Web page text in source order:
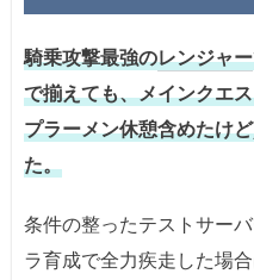
騎乗攻撃最強のレンジャー
で揃えても、メインクエ
プラーメン休憩含めたけ
た。
条件の整ったテストサー
ラ育成で全力疾走した場